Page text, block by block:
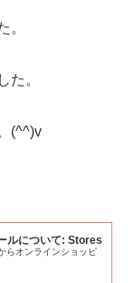
。
た。
(^^)v
ルについて: Stores
らオンラインショッピ